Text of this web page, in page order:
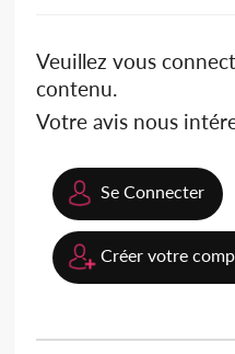
Veuillez vous
contenu.
Votre avis nous
Se Connecter
Créer votre